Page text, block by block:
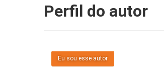
Perfil do autor
Eu sou esse autor